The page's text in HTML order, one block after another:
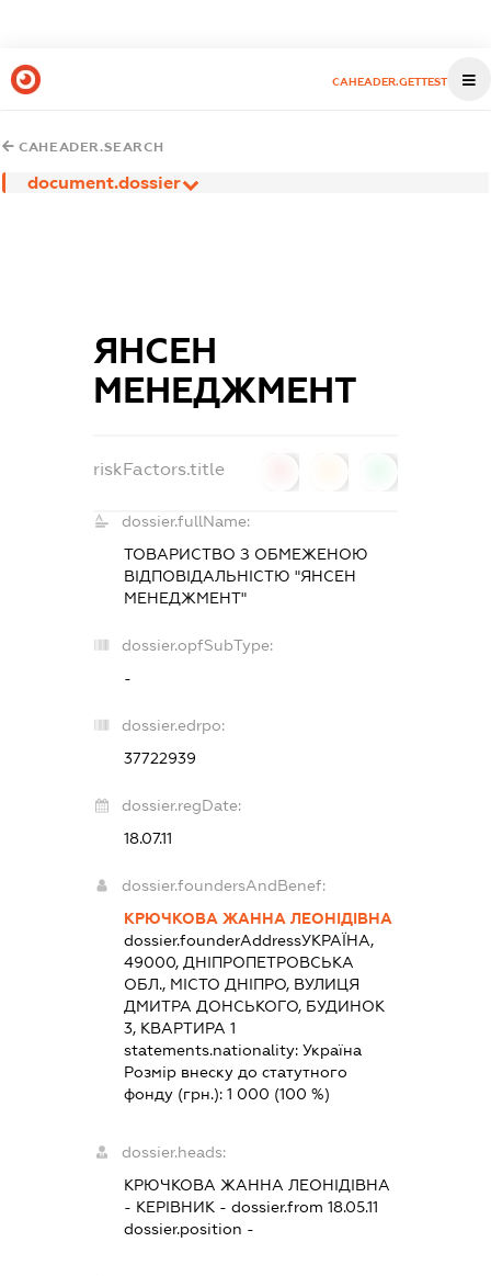
CAHEADER.GETTEST
CAHEADER.SEARCH
document.dossier
ЯНСЕН
МЕНЕДЖМЕНТ
riskFactors.title
dossier.fullName:
ТОВАРИСТВО З ОБМЕЖЕНОЮ
ВІДПОВІДАЛЬНІСТЮ "ЯНСЕН
МЕНЕДЖМЕНТ"
dossier.opfSubType:
-
dossier.edrpo:
37722939
dossier.regDate:
18.07.11
dossier.foundersAndBenef:
КРЮЧКОВА ЖАННА ЛЕОНІДІВНА
dossier.founderAddressУКРАЇНА,
49000, ДНІПРОПЕТРОВСЬКА
ОБЛ., МІСТО ДНІПРО, ВУЛИЦЯ
ДМИТРА ДОНСЬКОГО, БУДИНОК
3, КВАРТИРА 1
statements.nationality:Україна
Розмір внеску до статутного
фонду (грн.):1 000 (100 %)
dossier.heads:
КРЮЧКОВА ЖАННА ЛЕОНІДІВНА
- КЕРІВНИК - dossier.from 18.05.11
dossier.position -